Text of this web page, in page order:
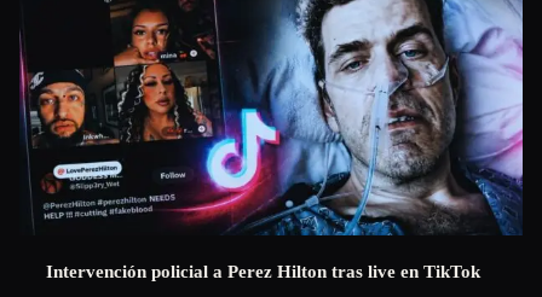
Intervención policial a Perez Hilton tras live en TikTok